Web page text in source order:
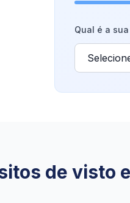
Qual é a
de visto